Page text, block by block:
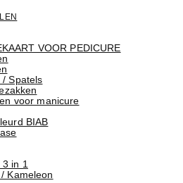
VOOR PEDICURE
/ Spatels
voor manicure
BIAB
3 in 1
Kameleon